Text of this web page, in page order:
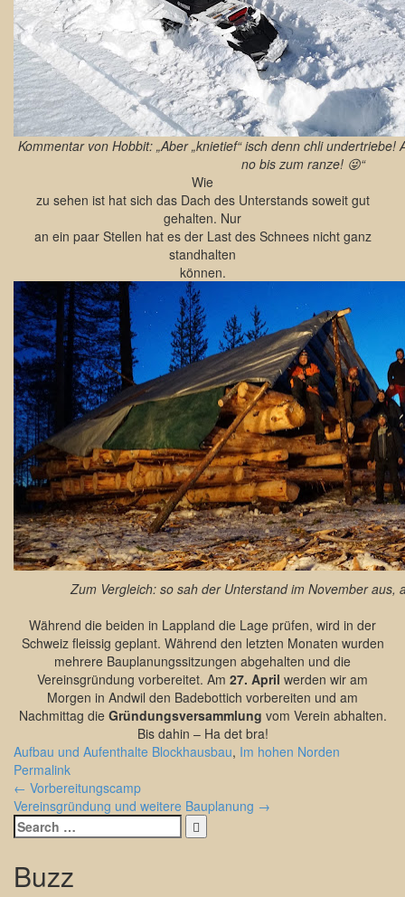
Kommentar von Hobbit: „Aber „knietief“ isch denn chli
no bis zum ranze! 😜“
Wie
zu sehen ist hat sich das Dach des Unterstands soweit gut
gehalten. Nur
an ein paar Stellen hat es der Last des Schnees nicht ganz
standhalten
können.
Zum Vergleich: so sah der Unterstand im November aus,
Während die beiden in Lappland die Lage prüfen, wird in der
Schweiz fleissig geplant. Während den letzten Monaten wurden
mehrere Bauplanungssitzungen abgehalten und die
Vereinsgründung vorbereitet. Am 27. April werden wir am
Morgen in Andwil den Badebottich vorbereiten und am
Nachmittag die Gründungsversammlung vom Verein abhalten.
Bis dahin – Ha det bra!
Aufbau und Aufenthalte Blockhausbau, Im hohen Norden
Permalink
Navigation
in
Artikeln
← Vorbereitungscamp
Vereinsgründung und weitere Bauplanung →
Search
for:
Buzz